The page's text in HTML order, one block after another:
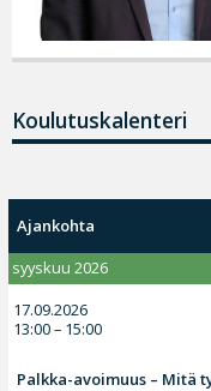
Koulutuskalenteri
Ajankohta
syyskuu 2026
17.09.2026
13:00 – 15:00
Palkka-avoimuus – Mitä